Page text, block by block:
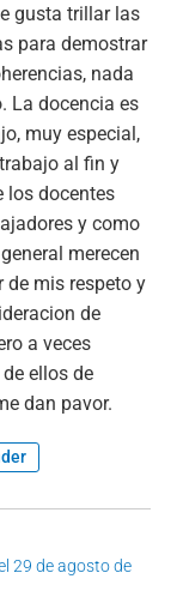
gusta trillar las
para demostrar
nada
La docencia es
muy especial,
al fin y
los docentes
y como
merecen
de mis respeto y
de
a veces
ellos de
dan pavor.
29 de agosto de